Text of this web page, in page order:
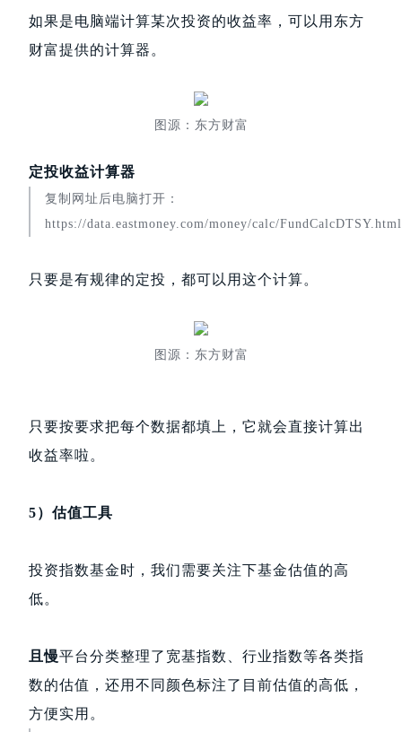
如果是电脑端计算某次投资的收益率，可以用东方
财富提供的计算器。
图源：东方财富
定投收益计算器
复制网址后电脑打开：
https://data.eastmoney.com/money/calc/FundCalcDTSY.html
只要是有规律的定投，都可以用这个计算。
图源：东方财富
只要按要求把每个数据都填上，它就会直接计算出
收益率啦。
5）估值工具
投资指数基金时，我们需要关注下基金估值的高
低。
且慢平台分类整理了宽基指数、行业指数等各类指
数的估值，还用不同颜色标注了目前估值的高低，
方便实用。